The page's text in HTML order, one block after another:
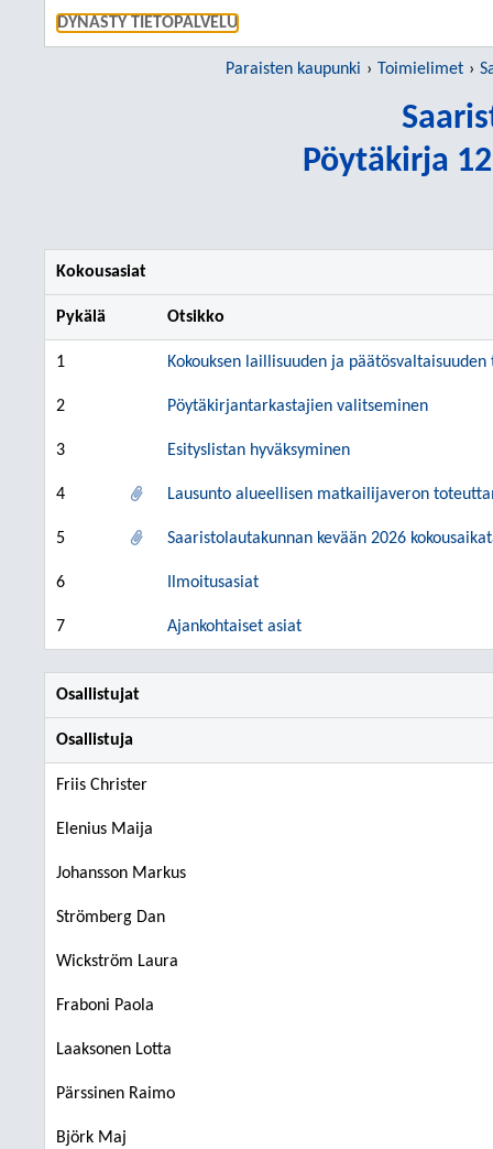
DYNASTY TIETOPALVELU
Paraisten kaupunki Toimielimet
Pöytäkirja
Kokousasiat
Pykälä Otsikko
1 Kokouksen laillisuuden ja
2 Pöytäkirjantarkastajien valitseminen
3 Esityslistan hyväksyminen
4 Lausunto alueellisen matkailijaveron
5 Saaristolautakunnan kevään 2026
6 Ilmoitusasiat
7 Ajankohtaiset asiat
Osallistujat
Osallistuja
Friis Christer
Elenius Maija
Johansson Markus
Strömberg Dan
Wickström Laura
Fraboni Paola
Laaksonen Lotta
Pärssinen Raimo
Björk Maj